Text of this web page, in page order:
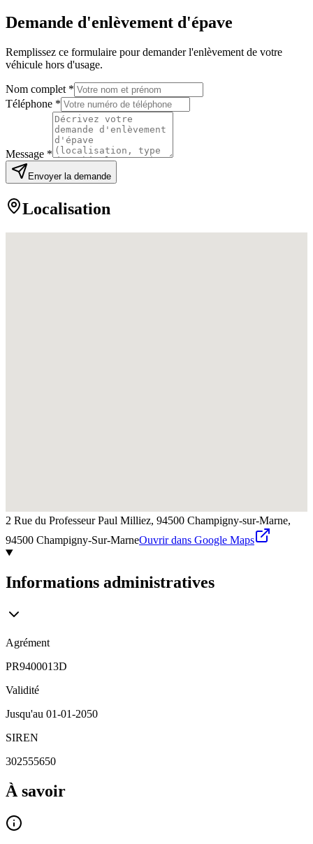
Demande d'enlèvement d'épave
Remplissez ce formulaire pour demander l'enlèvement de votre
véhicule hors d'usage.
Nom complet *
Téléphone *
Message *
Envoyer la demande
Localisation
2 Rue du Professeur Paul Milliez, 94500 Champigny-sur-Marne,
94500 Champigny-Sur-MarneOuvrir dans Google Maps
Informations administratives
Agrément
PR9400013D
Validité
Jusqu'au 01-01-2050
SIREN
302555650
À savoir